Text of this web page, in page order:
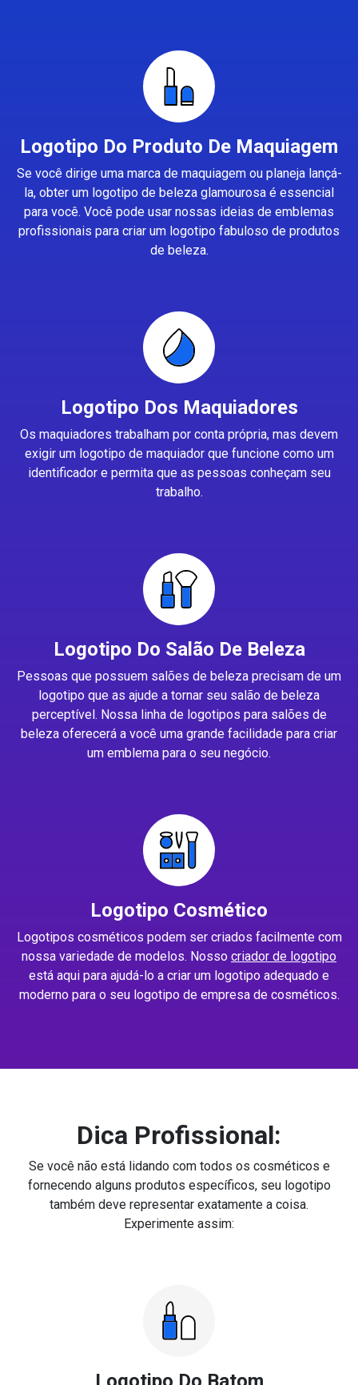
Logotipo Do Produto De Maquiagem
Se você dirige uma marca de maquiagem ou planeja lançá-
la, obter um logotipo de beleza glamourosa é essencial
para você. Você pode usar nossas ideias de emblemas
profissionais para criar um logotipo fabuloso de produtos
de beleza.
Logotipo Dos Maquiadores
Os maquiadores trabalham por conta própria, mas devem
exigir um logotipo de maquiador que funcione como um
identificador e permita que as pessoas conheçam seu
trabalho.
Logotipo Do Salão De Beleza
Pessoas que possuem salões de beleza precisam de um
logotipo que as ajude a tornar seu salão de beleza
perceptível. Nossa linha de logotipos para salões de
beleza oferecerá a você uma grande facilidade para criar
um emblema para o seu negócio.
Logotipo Cosmético
Logotipos cosméticos podem ser criados facilmente com
nossa variedade de modelos. Nosso criador de logotipo
está aqui para ajudá-lo a criar um logotipo adequado e
moderno para o seu logotipo de empresa de cosméticos.
Dica Profissional:
Se você não está lidando com todos os cosméticos e
fornecendo alguns produtos específicos, seu logotipo
também deve representar exatamente a coisa.
Experimente assim: